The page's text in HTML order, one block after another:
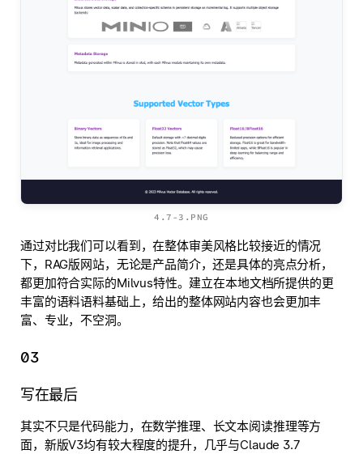
4.7-3.PNG
通过对比我们可以看到，在整体审美风格比较接近的情况
下，RAG版网站，无论是产品简介，还是具体的亮点分析，
都更加符合实际的Milvus特性。建立在本地文档所提供的更
丰富的语料语料基础上，给出的整体网站内容也会更加丰
富、专业，不空洞。
03
写在最后
其实不只是代码能力，在数学推理、长文本阅读推理等方
面，新版V3均有较大程度的提升，几乎与Claude 3.7